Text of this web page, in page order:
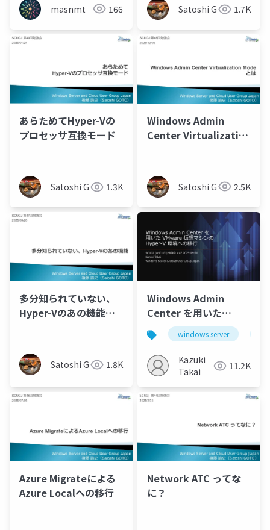
masnmt 166 Satoshi G 1.7K
あらためてHyper-Vの
プロセッサ互換モード
Satoshi G 1.3K
Windows Admin
Center Virtualization
Satoshi G 2.5K
多分知られていない、
Hyper-Vのあの機能
Satoshi G 1.8K
Windows Admin
Center を用いた
VMware 仮想マシンの
Hyper-V 環境への移行
windows server
Kazuki
Takai
11.2K
Azure Migrateによる
Azure Localへの移行
Network ATC ってな
に？